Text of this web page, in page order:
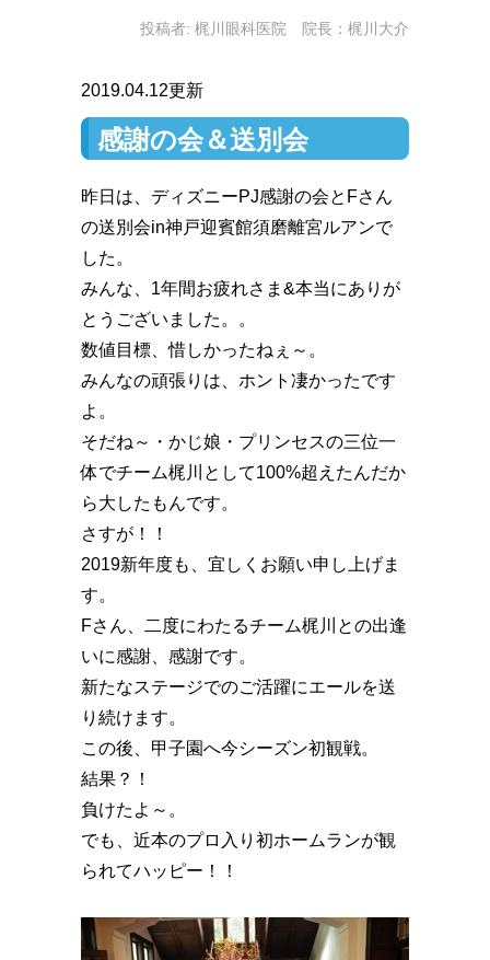
投稿者: 梶川眼科医院 院長：梶川大介
2019.04.12更新
感謝の会＆送別会
昨日は、ディズニーPJ感謝の会とFさん
の送別会in神戸迎賓館須磨離宮ルアンで
した。
みんな、1年間お疲れさま&本当にありが
とうございました。。
数値目標、惜しかったねぇ～。
みんなの頑張りは、ホント凄かったです
よ。
そだね～・かじ娘・プリンセスの三位一
体でチーム梶川として100%超えたんだか
ら大したもんです。
さすが！！️
2019新年度も、宜しくお願い申し上げま
す。
Fさん、二度にわたるチーム梶川との出逢
いに感謝、感謝です。
新たなステージでのご活躍にエールを送
り続けます。
この後、甲子園へ今シーズン初観戦。
結果？️！
負けたよ～。
でも、近本のプロ入り初ホームランが観
られてハッピー！！